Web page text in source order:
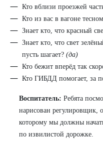
Кто вблизи проезжей
Кто из вас в вагоне
Знает кто, что красный
Знает кто, что свет
пусть шагает? (да)
Кто бежит вперёд так
Кто ГИБДД помогает, за
Воспитатель: Ребята
нарисован регулировщик,
которому мы должны
по извилистой дорожке.